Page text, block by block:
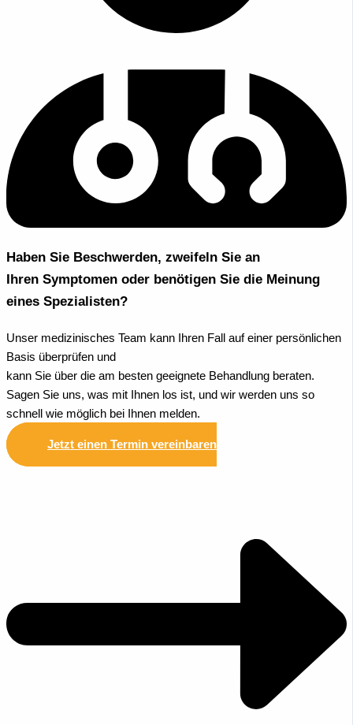
Haben Sie Beschwerden, zweifeln Sie an
Ihren Symptomen oder benötigen Sie die Meinung
eines Spezialisten?
Unser medizinisches Team kann Ihren Fall auf einer persönlichen
Basis überprüfen und
kann Sie über die am besten geeignete Behandlung beraten.
Sagen Sie uns, was mit Ihnen los ist, und wir werden uns so
schnell wie möglich bei Ihnen melden.
Jetzt einen Termin vereinbaren